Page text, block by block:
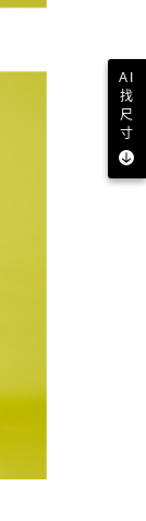
AI
找
尺
寸